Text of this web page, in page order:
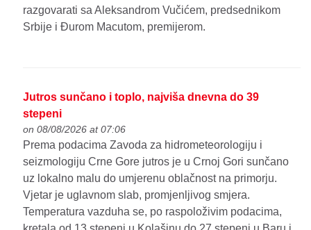
razgovarati sa Aleksandrom Vučićem, predsednikom
Srbije i Đurom Macutom, premijerom.
Jutros sunčano i toplo, najviša dnevna do 39
stepeni
on 08/08/2026 at 07:06
Prema podacima Zavoda za hidrometeorologiju i
seizmologiju Crne Gore jutros je u Crnoj Gori sunčano
uz lokalno malu do umjerenu oblačnost na primorju.
Vjetar je uglavnom slab, promjenljivog smjera.
Temperatura vazduha se, po raspoloživim podacima,